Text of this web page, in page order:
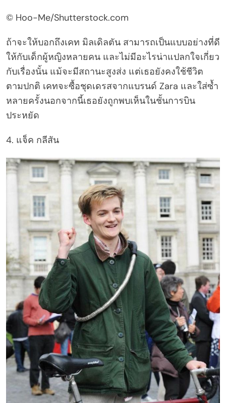
© Hoo-Me/Shutterstock.com
ถ้าจะให้บอกถึงเคท มิลเดิลตัน สามารถเป็นแบบอย่างที่ดี
ให้กับเด็กผู้หญิงหลายคน และไม่มีอะไรน่าแปลกใจเกี่ยว
กับเรื่องนั้น แม้จะมีสถานะสูงส่ง แต่เธอยังคงใช้ชีวิต
ตามปกติ เคทจะซื้อชุดเดรสจากแบรนด์ Zara และใส่ซ้ำ
หลายครั้งนอกจากนี้เธอยังถูกพบเห็นในชั้นการบิน
ประหยัด
4. แจ็ค กลีสัน